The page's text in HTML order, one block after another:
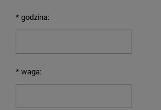
* godzina:
* waga: